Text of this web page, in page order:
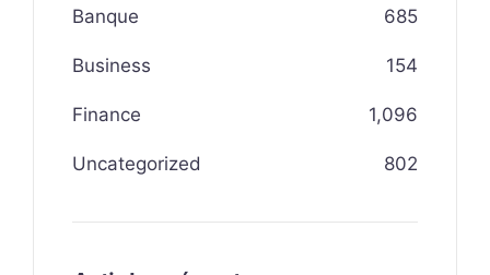
Banque 685
Business 154
Finance 1,096
Uncategorized 802